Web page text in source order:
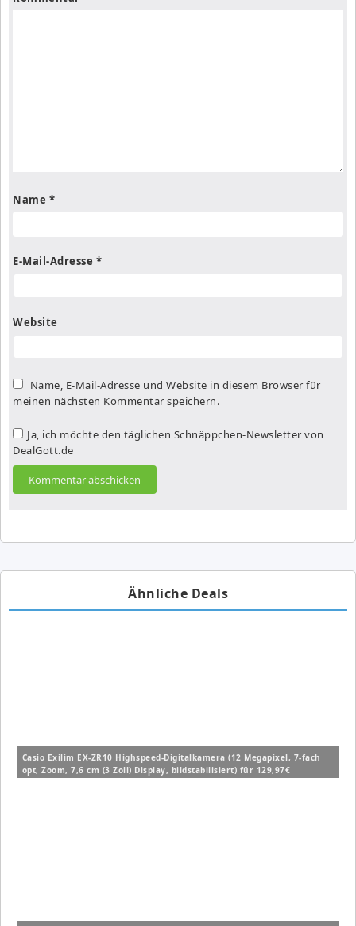
Name *
E-Mail-Adresse *
Website
Name, E-Mail-Adresse und Website in diesem Browser für
meinen nächsten Kommentar speichern.
Ja, ich möchte den täglichen Schnäppchen-Newsletter von
DealGott.de
Ähnliche Deals
Casio Exilim EX-ZR10 Highspeed-Digitalkamera (12 Megapixel, 7-fach
opt, Zoom, 7,6 cm (3 Zoll) Display, bildstabilisiert) für 129,97€